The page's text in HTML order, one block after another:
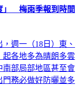
」 梅雨季報到時間
週一（18日）東、
起各地多為晴朗多雲
南部局部地區甚至會
門務必做好防曬並多